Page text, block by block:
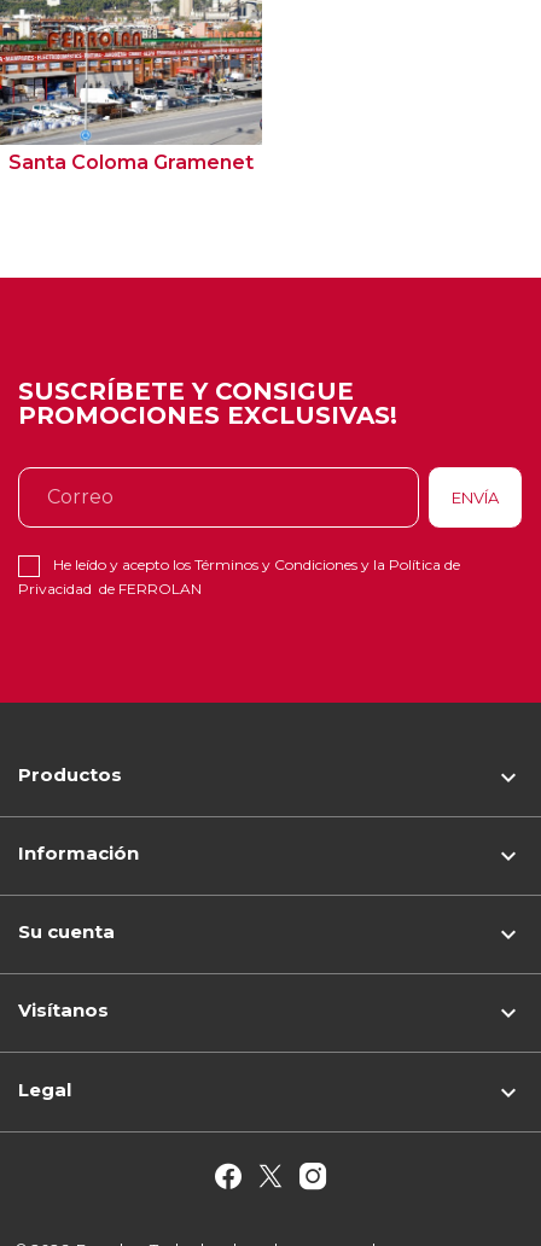
Santa Coloma Gramenet
SUSCRÍBETE Y CONSIGUE
PROMOCIONES EXCLUSIVAS!
He leído y acepto los Términos y Condiciones y la Política de
Privacidad de FERROLAN
Productos 
Información 
Su cuenta 
Visítanos keyboard_arrow_down
Legal 